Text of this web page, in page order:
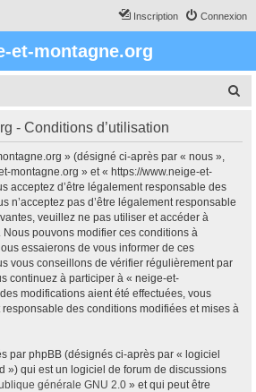
Connexion
Inscription
et-montagne.org
- Conditions d’utilisation
» (désigné ci-après par « nous »,
montagne.org » et « https://www.neige-et-
acceptez d’être légalement responsable des
n’acceptez pas d’être légalement responsable
veuillez ne pas utiliser et accéder à
pouvons modifier ces conditions à
essaierons de vous informer de ces
vous conseillons de vérifier régulièrement par
continuez à participer à « neige-et-
modifications aient été effectuées, vous
responsable des conditions modifiées et mises à
par phpBB (désignés ci-après par « logiciel
») qui est un logiciel de forum de discussions
générale GNU 2.0 » et qui peut être